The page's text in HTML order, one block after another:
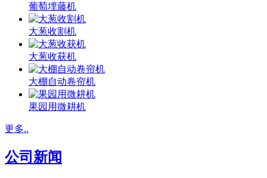
葡萄埋藤机
大葱收割机
大葱收获机
大棚自动卷帘机
果园用微耕机
更多..
公司新闻